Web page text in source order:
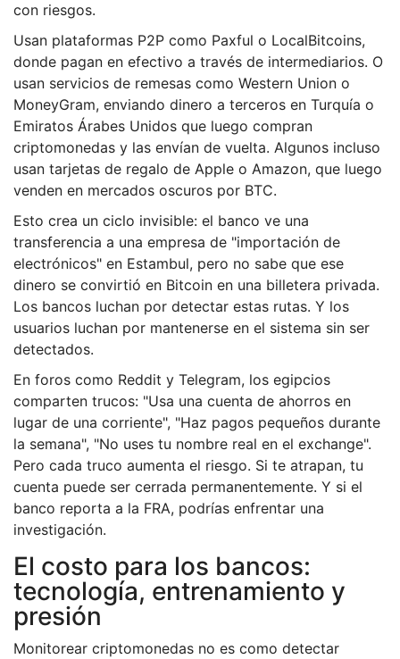
con riesgos.
Usan plataformas P2P como Paxful o LocalBitcoins,
donde pagan en efectivo a través de intermediarios. O
usan servicios de remesas como Western Union o
MoneyGram, enviando dinero a terceros en Turquía o
Emiratos Árabes Unidos que luego compran
criptomonedas y las envían de vuelta. Algunos incluso
usan tarjetas de regalo de Apple o Amazon, que luego
venden en mercados oscuros por BTC.
Esto crea un ciclo invisible: el banco ve una
transferencia a una empresa de "importación de
electrónicos" en Estambul, pero no sabe que ese
dinero se convirtió en Bitcoin en una billetera privada.
Los bancos luchan por detectar estas rutas. Y los
usuarios luchan por mantenerse en el sistema sin ser
detectados.
En foros como Reddit y Telegram, los egipcios
comparten trucos: "Usa una cuenta de ahorros en
lugar de una corriente", "Haz pagos pequeños durante
la semana", "No uses tu nombre real en el exchange".
Pero cada truco aumenta el riesgo. Si te atrapan, tu
cuenta puede ser cerrada permanentemente. Y si el
banco reporta a la FRA, podrías enfrentar una
investigación.
El costo para los bancos:
tecnología, entrenamiento y
presión
Monitorear criptomonedas no es como detectar